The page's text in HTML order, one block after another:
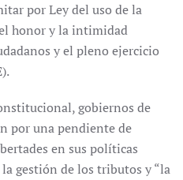
por Ley del uso de la
honor y la intimidad
y el pleno ejercicio
gobiernos de
por una pendiente de
en sus políticas
gestión de los tributos y “la